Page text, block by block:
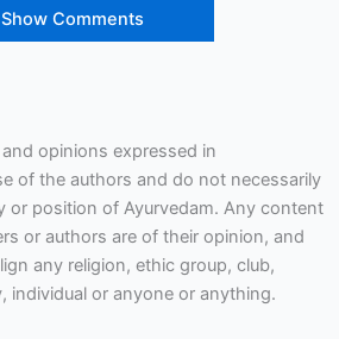
Show Comments
opinions expressed in
of the authors and do not necessarily
or position of Ayurvedam. Any content
or authors are of their opinion, and
any religion, ethic group, club,
individual or anyone or anything.